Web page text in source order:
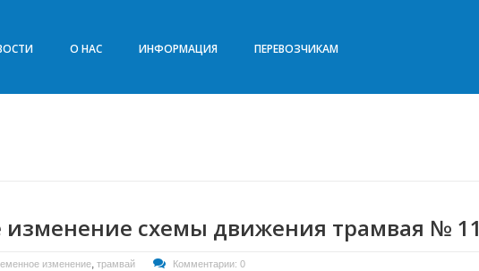
О НАС ИНФОРМАЦИЯ ПЕРЕВОЗЧИКАМ
изменение схемы движения трамвая № 11
изменение, трамвай Комментарии: 0